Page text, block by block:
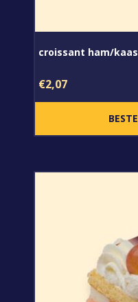
croissant ham/kaas
€2,07